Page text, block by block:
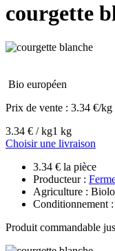
courgette
Bio européen
Prix de vente : 3.34 €/kg
3.34 € / kg1 kg
Choisir une livraison
3.34 € la pièce
Producteur :
Agriculture :
Conditionnement
Produit commandable